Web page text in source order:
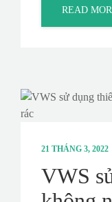
READ
21 THÁNG 3, 2022
VWS